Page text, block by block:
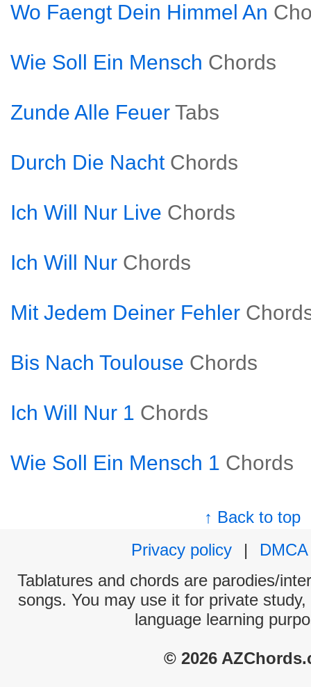
Wo Faengt Dein Himmel An
Wie Soll Ein Mensch Chords
Zunde Alle Feuer Tabs
Durch Die Nacht Chords
Ich Will Nur Live Chords
Ich Will Nur Chords
Mit Jedem Deiner Fehler
Bis Nach Toulouse Chords
Ich Will Nur 1 Chords
Wie Soll Ein Mensch 1 Chords
↑ Back to top
Privacy policy
|
DMCA
Tablatures and chords are parodies/
songs. You may use it for private
language learning
© 2026